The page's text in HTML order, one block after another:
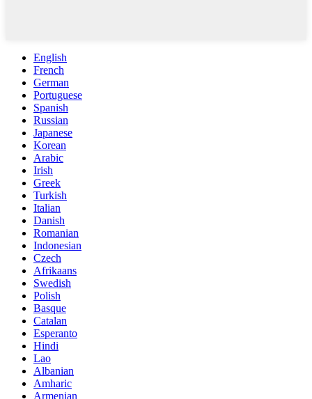
English
French
German
Portuguese
Spanish
Russian
Japanese
Korean
Arabic
Irish
Greek
Turkish
Italian
Danish
Romanian
Indonesian
Czech
Afrikaans
Swedish
Polish
Basque
Catalan
Esperanto
Hindi
Lao
Albanian
Amharic
Armenian